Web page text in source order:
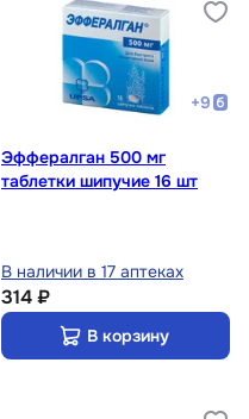
+9
Эффералган 500 мг
таблетки шипучие 16 шт
В наличии в 17 аптеках
314 ₽
В корзину